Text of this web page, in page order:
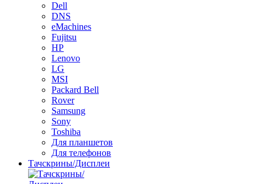
Dell
DNS
eMachines
Fujitsu
HP
Lenovo
LG
MSI
Packard Bell
Rover
Samsung
Sony
Toshiba
Для планшетов
Для телефонов
Тачскрины/Дисплеи